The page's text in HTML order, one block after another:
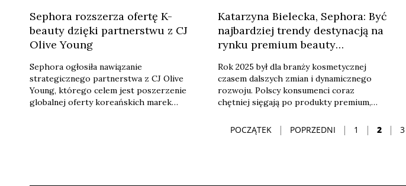
Sephora rozszerza ofertę K-
beauty dzięki partnerstwu z CJ
Olive Young
Sephora ogłosiła nawiązanie
strategicznego partnerstwa z CJ Olive
Young, którego celem jest poszerzenie
globalnej oferty koreańskich marek
Katarzyna Bielecka, Sephora: Być
najbardziej trendy destynacją na
rynku premium beauty
Rok 2025 był dla branży kosmetycznej
czasem dalszych zmian i dynamicznego
rozwoju. Polscy konsumenci coraz
chętniej sięgają po produkty premium,
doświadczeń zakupowych, które łączą
świat online i offline. Sephora – lider rynku
POCZĄTEK POPRZEDNI 1 2 3